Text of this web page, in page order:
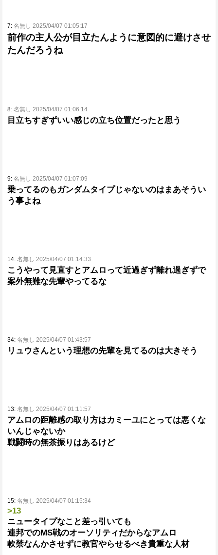
7: 名無し 2025/04/07 01:05:17
前作の主人公が目立たんように意図的に避けさせ
たんだろうね
8: 名無し 2025/04/07 01:06:14
目立ちすぎずいい感じの立ち位置だったと思う
9: 名無し 2025/04/07 01:07:09
乗ってるのもガンダムタイプじゃないのはまあそうい
う事よね
14: 名無し 2025/04/07 01:14:33
こうやって見直すとアムロって近過ぎず離れ過ぎずで
案外無難な先輩やってるな
34: 名無し 2025/04/07 01:43:57
リュウさんという理想の先輩を見てるのは大きそう
13: 名無し 2025/04/07 01:11:57
アムロの距離感の取り方はカミーユにとっては悪くな
いんじゃないか
戦闘時の無茶振りはあるけど
15: 名無し 2025/04/07 01:15:34
>13
ニュータイプなこと差っ引いても
連邦でのMS戦のオーソリティだからなアムロ
軟禁なんかさせずに教官やらせるべき貴重な人材